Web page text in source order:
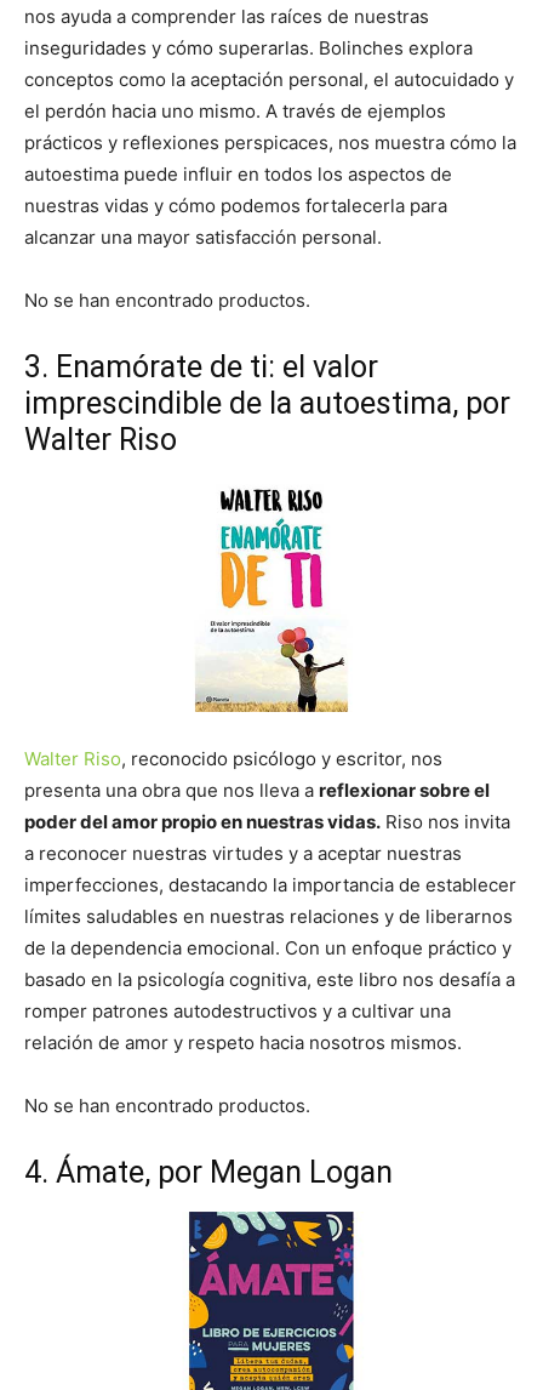
nos ayuda a comprender las raíces de nuestras
inseguridades y cómo superarlas. Bolinches explora
conceptos como la aceptación personal, el autocuidado y
el perdón hacia uno mismo. A través de ejemplos
prácticos y reflexiones perspicaces, nos muestra cómo la
autoestima puede influir en todos los aspectos de
nuestras vidas y cómo podemos fortalecerla para
alcanzar una mayor satisfacción personal.
No se han encontrado productos.
3. Enamórate de ti: el valor
imprescindible de la autoestima, por
Walter Riso
Walter Riso, reconocido psicólogo y escritor, nos
presenta una obra que nos lleva a reflexionar sobre el
poder del amor propio en nuestras vidas. Riso nos invita
a reconocer nuestras virtudes y a aceptar nuestras
imperfecciones, destacando la importancia de establecer
límites saludables en nuestras relaciones y de liberarnos
de la dependencia emocional. Con un enfoque práctico y
basado en la psicología cognitiva, este libro nos desafía a
romper patrones autodestructivos y a cultivar una
relación de amor y respeto hacia nosotros mismos.
No se han encontrado productos.
4. Ámate, por Megan Logan